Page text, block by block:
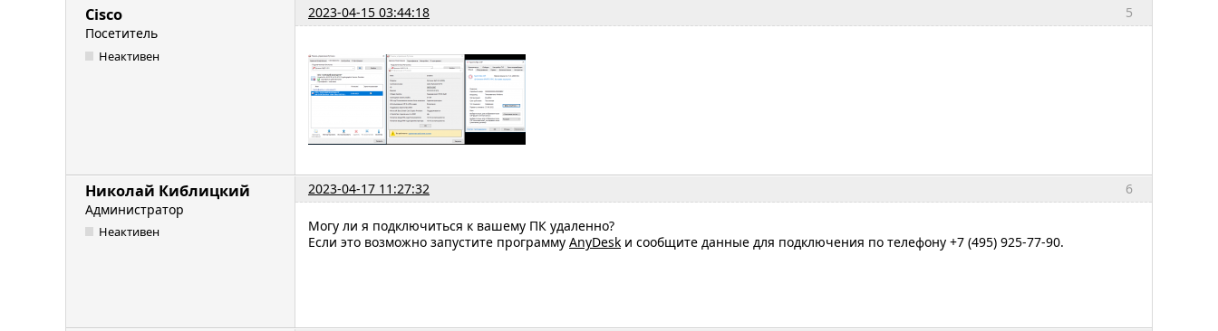
5
Cisco
2023-04-15 03:44:18
Посетитель
Неактивен
6
Николай Киблицкий
2023-04-17 11:27:32
Администратор
Неактивен
Могу ли я подключиться к вашему ПК удаленно?
Если это возможно запустите программу AnyDesk и сообщите данные для подключения по телефону +7 (495) 925-77-90.